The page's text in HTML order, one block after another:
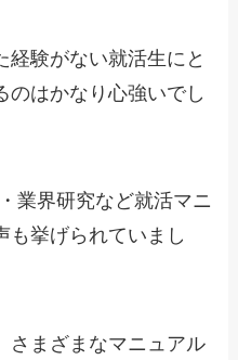
経験がない就活生にと
のはかなり心強いでし
業界研究など就活マニ
も挙げられていまし
さまざまなマニュアル